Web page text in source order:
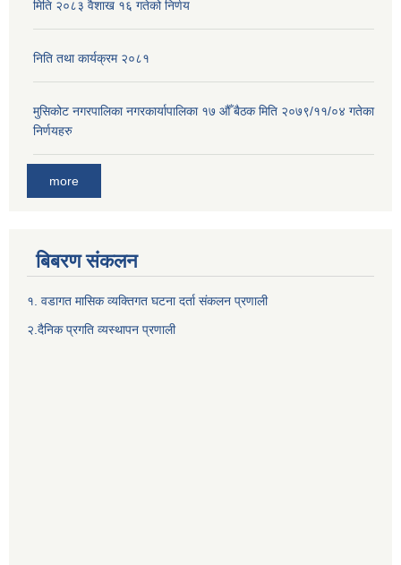
मिति २०८३ वैशाख १६ गतेको निर्णय
निति तथा कार्यक्रम २०८१
मुसिकोट नगरपालिका नगरकार्यापालिका १७ औँ बैठक मिति २०७९/११/०४ गतेका
निर्णयहरु
more
बिबरण संकलन
१. वडागत मासिक व्यक्तिगत घटना दर्ता संकलन प्रणाली
२.दैनिक प्रगति व्यस्थापन प्रणाली